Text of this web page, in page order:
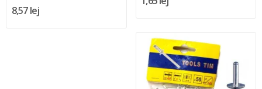
8,57 lej